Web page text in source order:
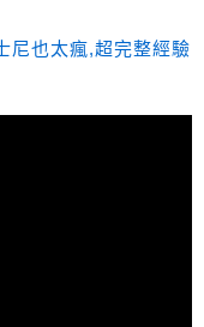
尼也太瘋,超完整經驗